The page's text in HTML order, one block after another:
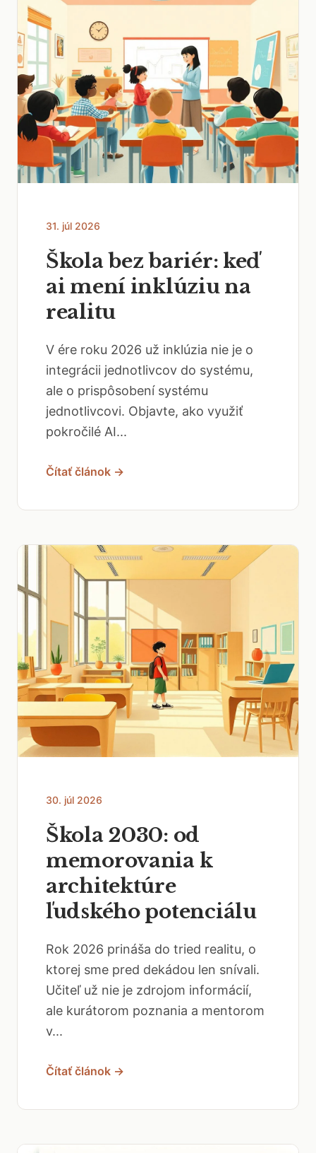
31. júl 2026
Škola bez bariér: keď
ai mení inklúziu na
realitu
V ére roku 2026 už inklúzia nie je o
integrácii jednotlivcov do systému,
ale o prispôsobení systému
jednotlivcovi. Objavte, ako využiť
pokročilé AI...
Čítať článok →
30. júl 2026
Škola 2030: od
memorovania k
architektúre
ľudského potenciálu
Rok 2026 prináša do tried realitu, o
ktorej sme pred dekádou len snívali.
Učiteľ už nie je zdrojom informácií,
ale kurátorom poznania a mentorom
v...
Čítať článok →